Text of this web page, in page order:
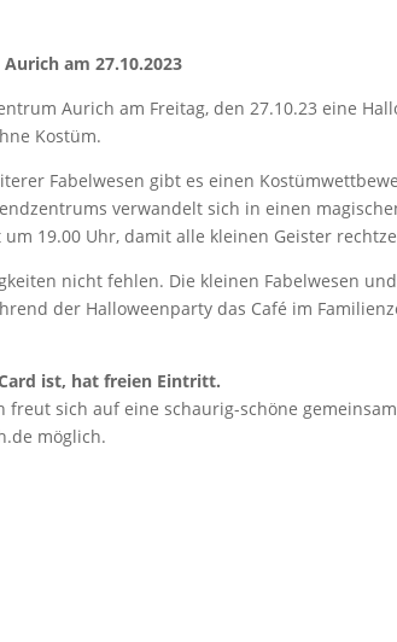
am 27.10.2023
Aurich am Freitag, den 27.10.23 eine
Kostüm.
Fabelwesen gibt es einen
verwandelt sich in einen
19.00 Uhr, damit alle kleinen Geister
nicht fehlen. Die kleinen Fabelwesen
der Halloweenparty das Café im
ist, hat freien Eintritt.
freut sich auf eine schaurig-schöne
möglich.